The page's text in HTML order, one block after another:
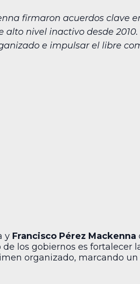
firmaron acuerdos clave
alto nivel inactivo desde 2010.
e impulsar el libre
y Francisco Pérez Mackenna
los gobiernos es fortalecer
organizado, marcando